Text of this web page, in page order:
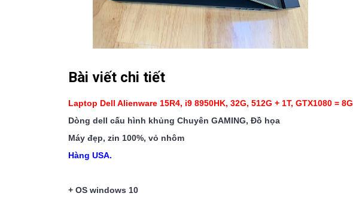
Bài viết chi tiết
Laptop Dell Alienware 15R4, i9 8950HK, 32G, 512G + 1T, GTX1080 = 8G
Dòng dell cấu hình khủng Chuyên GAMING, Đồ họa
Máy đẹp, zin 100%, vỏ nhôm
Hàng USA.
+ OS windows 10